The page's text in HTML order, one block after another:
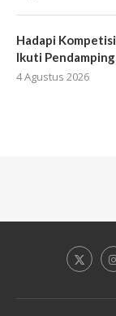
Hadapi
Ikuti
4 Agustus 2026